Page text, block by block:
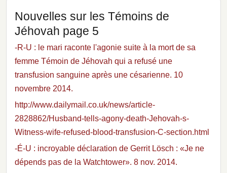
Nouvelles sur les Témoins de
Jéhovah page 5
-R-U : le mari raconte l'agonie suite à la mort de sa
femme Témoin de Jéhovah qui a refusé une
transfusion sanguine après une césarienne. 10
novembre 2014.
http://www.dailymail.co.uk/news/article-
2828862/Husband-tells-agony-death-Jehovah-s-
Witness-wife-refused-blood-transfusion-C-section.html
-É-U : incroyable déclaration de Gerrit Lösch : «Je ne
dépends pas de la Watchtower». 8 nov. 2014.